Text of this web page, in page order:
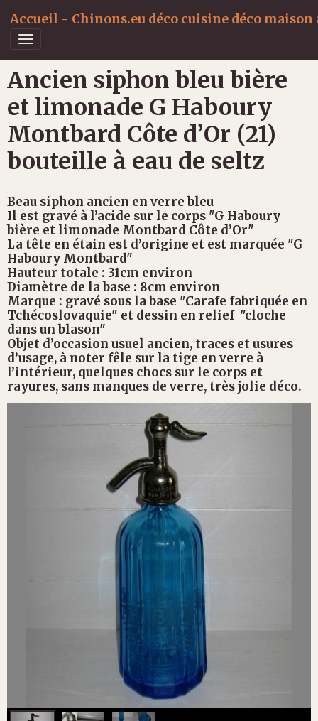
Accueil - Chinons.eu déco cuisine déco
Ancien siphon bleu bière
et limonade G Haboury
Montbard Côte d’Or (21)
bouteille à eau de seltz
Beau siphon ancien en verre bleu
Il est gravé à l’acide sur le corps "G Haboury
bière et limonade Montbard Côte d’Or"
La tête en étain est d’origine et est marquée "G
Haboury Montbard"
Hauteur totale : 31cm environ
Diamètre de la base : 8cm environ
Marque : gravé sous la base "Carafe fabriquée en
Tchécoslovaquie" et dessin en relief "cloche
dans un blason"
Objet d’occasion usuel ancien, traces et usures
d’usage, à noter fêle sur la tige en verre à
l’intérieur, quelques chocs sur le corps et
rayures, sans manques de verre, très jolie déco.